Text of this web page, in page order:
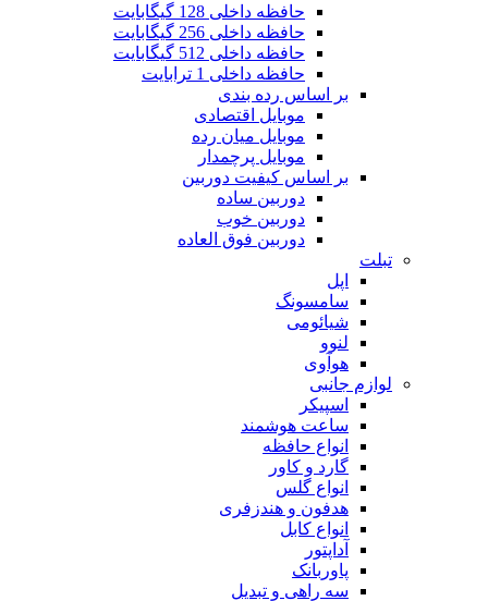
حافظه داخلی 128 گیگابایت
حافظه داخلی 256 گیگابایت
حافظه داخلی 512 گیگابایت
حافظه داخلی 1 ترابایت
بر اساس رده بندی
موبایل اقتصادی
موبایل میان رده
موبایل پرچمدار
بر اساس کیفیت دوربین
دوربین ساده
دوربین خوب
دوربین فوق العاده
تبلت
اپل
سامسونگ
شیائومی
لنوو
هوآوی
لوازم جانبی
اسپیکر
ساعت هوشمند
انواع حافظه
گارد و کاور
انواع گلس
هدفون و هندزفری
انواع کابل
آداپتور
پاوربانک
سه راهی و تبدیل